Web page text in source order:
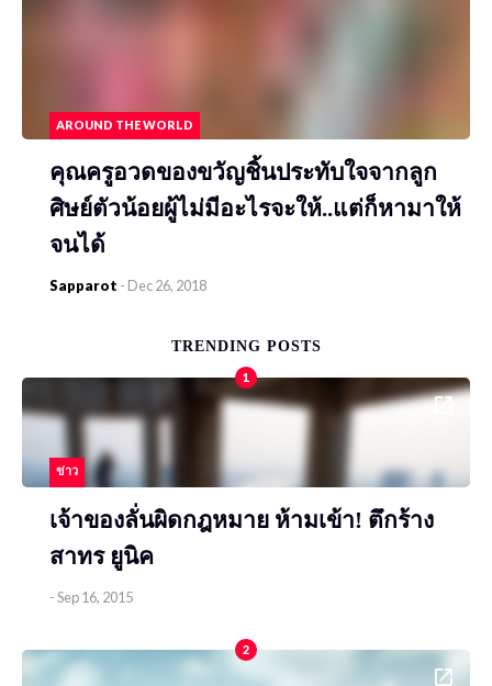
AROUND THE WORLD
คุณครูอวดของขวัญชิ้นประทับใจจากลูก
ศิษย์ตัวน้อยผู้ไม่มีอะไรจะให้..แต่ก็หามาให้
จนได้
Sapparot - Dec 26, 2018
TRENDING POSTS
1
ข่าว
เจ้าของลั่นผิดกฎหมาย ห้ามเข้า! ตึกร้าง
สาทร ยูนิค
-Sep 16, 2015
2